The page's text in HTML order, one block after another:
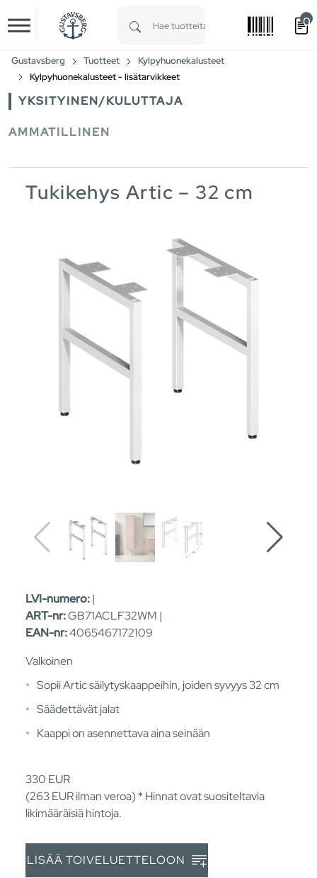
Skip to main content
0
Gustavsberg Tuotteet
Kylpyhuonekalusteet
Kylpyhuonekalusteet - lisätarvikkeet
YKSITYINEN/KULUTTAJA
AMMATILLINEN
Tukikehys Artic – 32 cm
LVI-numero:|
ART-nr:GB71ACLF32WM |
EAN-nr:4065467172109
Valkoinen
Sopii Artic säilytyskaappeihin, joiden syvyys 32 cm
Säädettävät jalat
Kaappi on asennettava aina seinään
330 EUR
(263EURilman veroa) * Hinnat ovat suositeltavia
likimääräisiä hintoja.
LISÄÄ TOIVELUETTELOON